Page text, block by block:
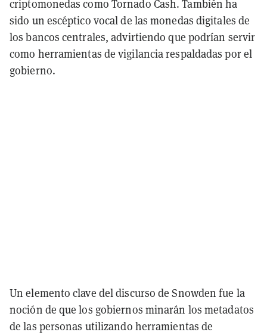
criptomonedas como Tornado Cash. También ha
sido un escéptico vocal de las monedas digitales de
los bancos centrales, advirtiendo que podrían servir
como herramientas de vigilancia respaldadas por el
gobierno.
Un elemento clave del discurso de Snowden fue la
noción de que los gobiernos minarán los metadatos
de las personas utilizando herramientas de